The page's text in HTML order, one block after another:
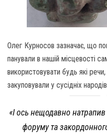
Олег Курносов зазначає, що
панували в нашій місцевості
використовувати будь які
закуповували у сусідніх
«І ось нещодавно
форуму та